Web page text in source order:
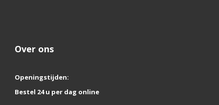
Over ons
Openingstijden:
Bestel 24 u per dag online